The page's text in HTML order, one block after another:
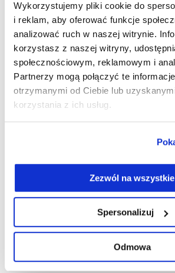
Wykorzystujemy pliki cookie do
i reklam, aby oferować funkcje
analizować ruch w naszej witrynie.
korzystasz z naszej witryny,
społecznościowym, reklamowym i
Partnerzy mogą połączyć te
otrzymanymi od Ciebie lub
korzystania z ich usług.
Zezwól na wszystkie
Spersonalizuj
Odmowa
okrągłym, tunikowym dekoltem
rozcięciem w kształcie litery V.
rękawy. Noś ją z sandałami na
na co dzień, z espadrylami na
albo z lekką marynarką i butami na
tworząc bardziej elegancką
Długość: 95 cm
Potrzebujesz wsparcia przy
zamówienia?
Bezpłatna dostawa od 499zł
Wysyłamy w 2-3 dni
30 dni na zwrot